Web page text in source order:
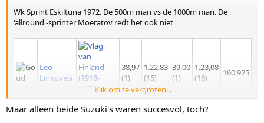
Wk Sprint Eskiltuna 1972. De 500m man vs de 1000m man. De
'allround'-sprinter Moeratov redt het ook niet
Leo
Linkovesi
Finland
38,97
(1)
1.22,83
(15)
39,00
(1)
1.23,08
(16)
160.925
Klik om te vergroten...
Maar alleen beide Suzuki's waren succesvol, toch?